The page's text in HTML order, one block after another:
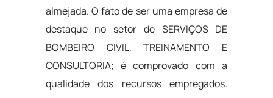
almejada. O fato de ser uma empresa de
destaque no setor de SERVIÇOS DE
BOMBEIRO CIVIL, TREINAMENTO E
CONSULTORIA; é comprovado com a
qualidade dos recursos empregados.